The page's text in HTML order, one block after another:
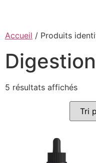
Accueil / Produits
Digestion
5 résultats affichés